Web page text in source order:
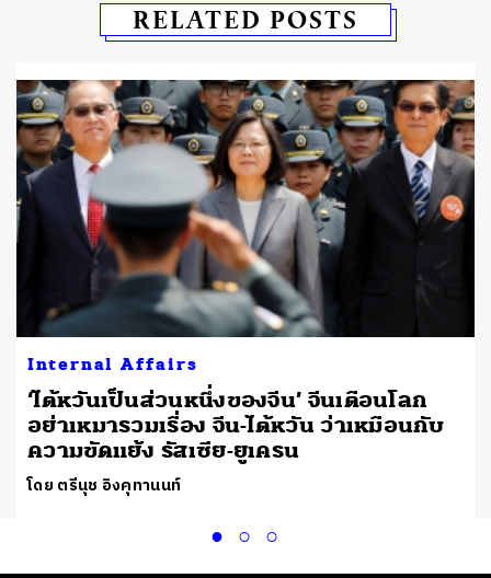
RELATED POSTS
Internal Affairs
‘ไต้หวันเป็นส่วนหนึ่งของจีน’ จีนเตือนโลก
อย่าเหมารวมเรื่อง จีน-ไต้หวัน ว่าเหมือนกับ
ความขัดแย้ง รัสเซีย-ยูเครน
โดย ตรีนุช อิงคุทานนท์